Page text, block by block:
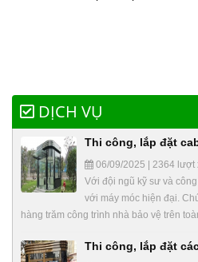
DỊCH VỤ
Thi công, lắp đặt
06/09/2025 | 2364 lượt
Với đội ngũ kỹ sư và
với máy móc hiện đại.
hàng trăm công trình nhà bảo vệ trên
Thi công, lắp đặt